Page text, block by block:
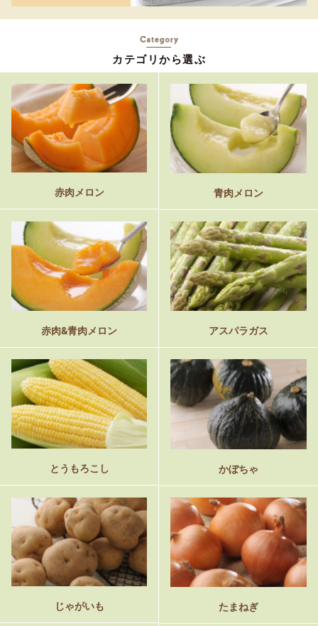
カテゴリから選ぶ
赤肉メロン 青肉メロン
赤肉&青肉メロン アスパラガス
とうもろこし かぼちゃ
じゃがいも たまねぎ